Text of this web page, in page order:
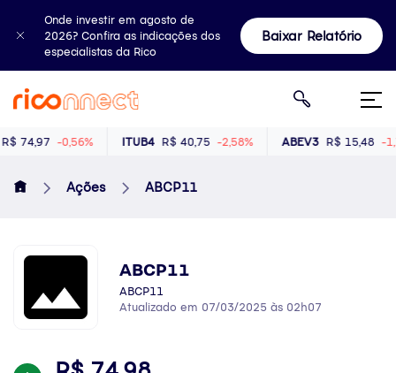
Onde investir em agosto de
2026? Confira as indicações dos
especialistas da Rico
Baixar Relatório
74,97 -0,56% ITUB4 R$ 40,75 -2,58% ABEV3 R$ 15,48 -
Ações ABCP11
ABCP11
ABCP11
Atualizado em 07/03/2025 às 02h07